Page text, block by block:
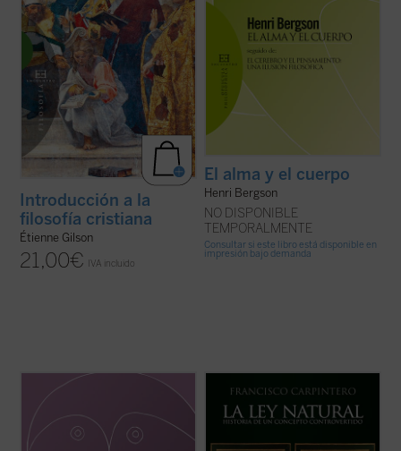
ficha)
Introducción a la
filosofía cristiana
Étienne Gilson
21,00€ IVA incluido
El alma y el cuerpo
Henri Bergson
NO DISPONIBLE
TEMPORALMENTE
Consultar si este libro está disponible en
impresión bajo demanda
español, J.H. Newman quiere responder a
la acusación de escepticismo que le
«Las doctrinas sobre el derecho natural se
han formado dentro de un esfuerzo
conjunto en el que han participado filósofos,
teólogos y juristas, paganos y cristianos».
simplismo o la ideologización con que ...